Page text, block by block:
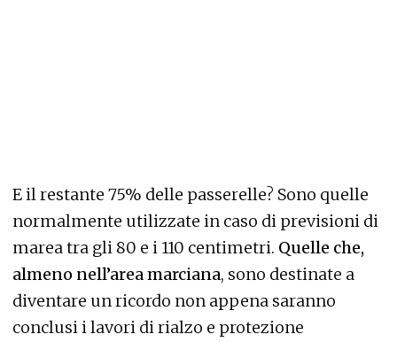
E il restante 75% delle passerelle? Sono quelle
normalmente utilizzate in caso di previsioni di
marea tra gli 80 e i 110 centimetri. Quelle che,
almeno nell’area marciana, sono destinate a
diventare un ricordo non appena saranno
conclusi i lavori di rialzo e protezione